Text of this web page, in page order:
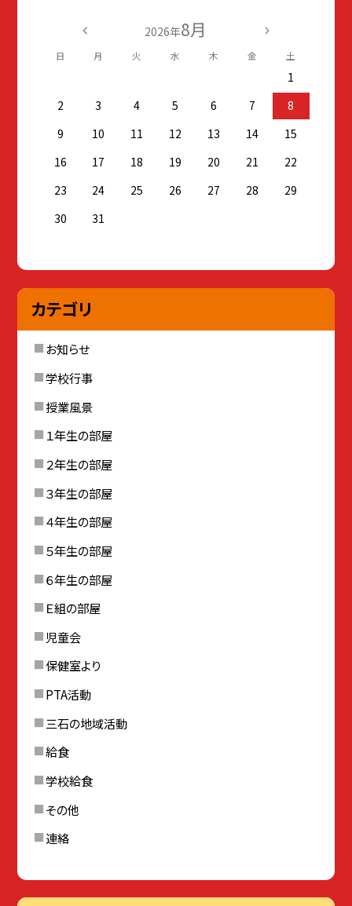
2026年8月
日 月 火 水 木 金 土
1
2
3 4 5 6 7
8
9
10 11 12 13 14
15
16
17 18 19 20 21
22
23
24 25 26 27 28
29
30
31
カテゴリ
お知らせ
学校行事
授業風景
１年生の部屋
２年生の部屋
３年生の部屋
４年生の部屋
５年生の部屋
６年生の部屋
Ｅ組の部屋
児童会
保健室より
PTA活動
三石の地域活動
給食
学校給食
その他
連絡